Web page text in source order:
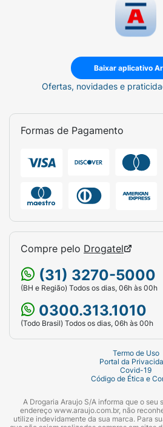
Baixar aplicativo
Ofertas, novidades e
Formas de Pagamento
Compre pelo Drogatel
(31) 3270-5000
(BH e Região) Todos os dias, 06h às 00h
0300.313.1010
(Todo Brasil) Todos os dias, 06h às 00h
Termo de Uso
Portal da
Covid-19
Código de Ética e
A Drogaria Araujo S/A informa que o seu
endereço www.araujo.com.br, não
utilize indevidamente da sua marca. Para